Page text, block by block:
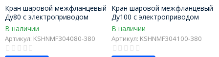
Кран шаровой межфланцевый
Ду80 с электроприводом
В наличии
Артикул: KSHNMF304080-380
Кран шаровой межфланцевый
Ду100 с электроприводом
В наличии
Артикул: KSHNMF304100-380